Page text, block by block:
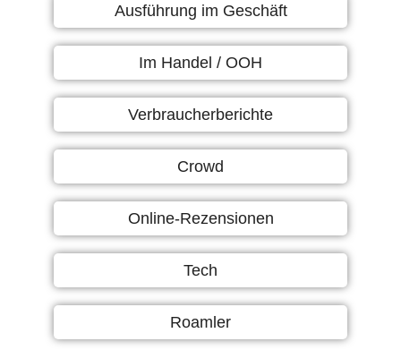
Ausführung im Geschäft
Im Handel / OOH
Verbraucherberichte
Crowd
Online-Rezensionen
Tech
Roamler